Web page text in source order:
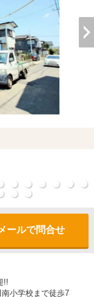
ールで問合せ
!!
小学校まで徒歩7